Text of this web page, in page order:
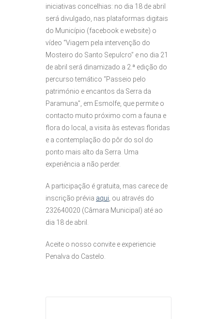
iniciativas concelhias: no dia 18 de abril
será divulgado, nas plataformas digitais
do Município (facebook e website) o
vídeo “Viagem pela intervenção do
Mosteiro do Santo Sepulcro” e no dia 21
de abril será dinamizado a 2.ª edição do
percurso temático “Passeio pelo
património e encantos da Serra da
Paramuna”, em Esmolfe, que permite o
contacto muito próximo com a fauna e
flora do local, a visita às estevas floridas
e a contemplação do pôr do sol do
ponto mais alto da Serra. Uma
experiência a não perder.
A participação é gratuita, mas carece de
inscrição prévia aqui, ou através do
232640020 (Câmara Municipal) até ao
dia 18 de abril.
Aceite o nosso convite e experiencie
Penalva do Castelo.